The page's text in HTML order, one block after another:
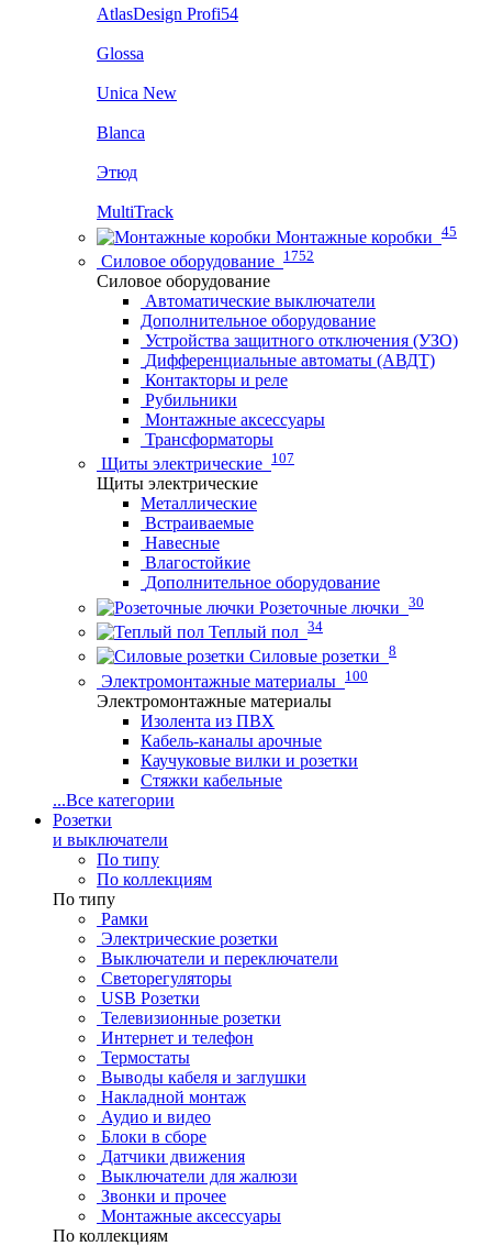
AtlasDesign Profi54
Glossa
Unica New
Blanca
Этюд
MultiTrack
Монтажные коробки 45
Силовое оборудование 1752
Силовое оборудование
Автоматические выключатели
Дополнительное оборудование
Устройства защитного отключения (УЗО)
Дифференциальные автоматы (АВДТ)
Контакторы и реле
Рубильники
Монтажные аксессуары
Трансформаторы
Щиты электрические 107
Щиты электрические
Металлические
Встраиваемые
Навесные
Влагостойкие
Дополнительное оборудование
Розеточные лючки 30
Теплый пол 34
Силовые розетки 8
Электромонтажные материалы 100
Электромонтажные материалы
Изолента из ПВХ
Кабель-каналы арочные
Каучуковые вилки и розетки
Стяжки кабельные
...Все категории
Розетки
и выключатели
По типу
По коллекциям
По типу
Рамки
Электрические розетки
Выключатели и переключатели
Светорегуляторы
USB Розетки
Телевизионные розетки
Интернет и телефон
Термостаты
Выводы кабеля и заглушки
Накладной монтаж
Аудио и видео
Блоки в сборе
Датчики движения
Выключатели для жалюзи
Звонки и прочее
Монтажные аксессуары
По коллекциям